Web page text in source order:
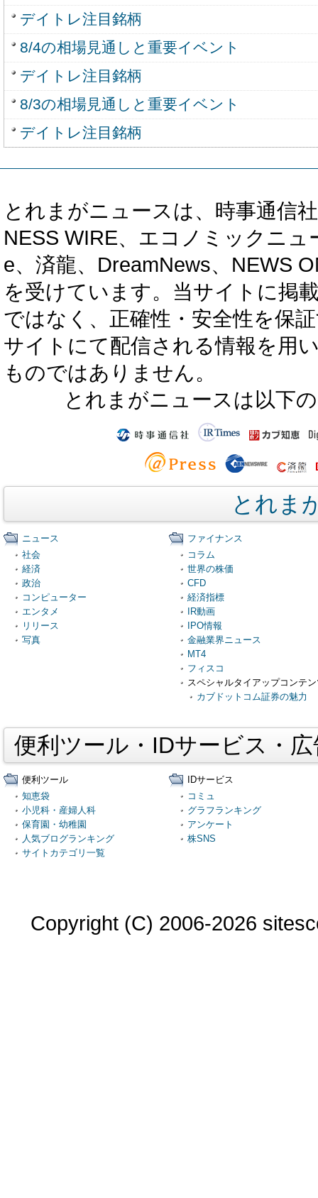
デイトレ注目銘柄
8/4の相場見通しと重要イベント
デイトレ注目銘柄
8/3の相場見通しと重要イベント
デイトレ注目銘柄
とれまがニュースは、時事通信
NESS WIRE、エコノミックニ
e、済龍、DreamNews、NEWS
を受けています。当サイトに掲
ではなく、正確性・安全性を保
サイトにて配信される情報を用
ものではありません。
とれまがニュースは以下
とれま
ニュース
社会
経済
政治
コンピューター
エンタメ
リリース
写真
ファイナンス
コラム
世界の株価
CFD
経済指標
IR動画
IPO情報
金融業界ニュース
MT4
フィスコ
スペシャルタイアップコンテ
カブドットコム証券の魅力
便利ツール・IDサービス・
便利ツール
知恵袋
小児科・産婦人科
保育園・幼稚園
人気ブログランキング
サイトカテゴリ一覧
IDサービス
コミュ
グラフランキング
アンケート
株SNS
Copyright (C) 2006-2026